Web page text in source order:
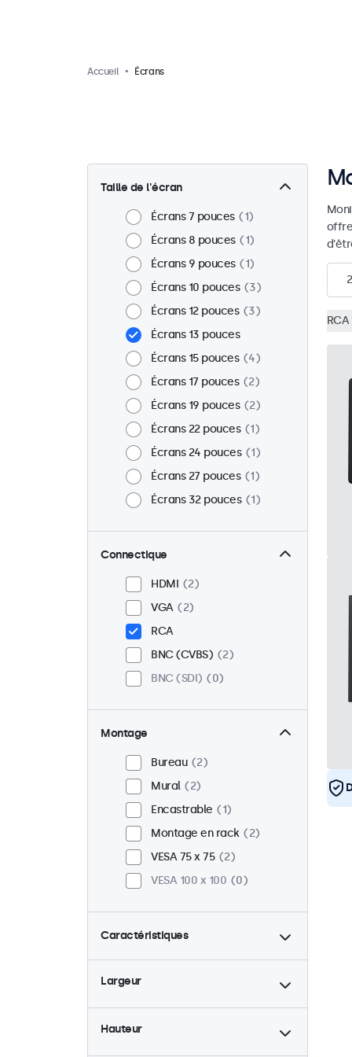
Accueil Écrans
Taille de l'écran
Écrans 7 pouces
1
Écrans 8 pouces
1
Écrans 9 pouces
1
Écrans 10 pouces
3
Écrans 12 pouces
3
Écrans 13 pouces
Écrans 15 pouces
4
Écrans 17 pouces
2
Écrans 19 pouces
2
Écrans 22 pouces
1
Écrans 24 pouces
1
Écrans 27 pouces
1
Écrans 32 pouces
1
Connectique
HDMI
2
VGA
2
RCA
BNC (CVBS)
2
BNC (SDI)
0
Montage
Bureau
2
Mural
2
Encastrable
1
Montage en rack
2
VESA 75 x 75
2
VESA 100 x 100
0
Caractéristiques
4:3 / 5:4
0
Rétro-éclairage ajustable
Largeur
Hauteur
2
RCA